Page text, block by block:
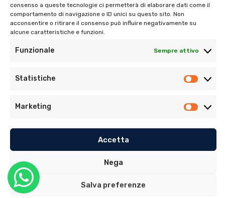
consenso a queste tecnologie ci permetterà di elaborare dati come il
comportamento di navigazione o ID unici su questo sito. Non
acconsentire o ritirare il consenso può influire negativamente su
alcune caratteristiche e funzioni.
Funzionale Sempre attivo
Statistiche
Marketing
Accetta
Nega
Salva preferenze
Tel:06 272342
Tel:393 9810086
© Copyright 2022. Tutti i diritti riservati di Ambulatorio
Dentistico Santaniello Alimonti
Cookie Policy (UE)
Sito realizzato da